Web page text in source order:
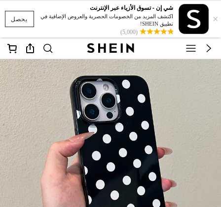
يحصل ×
شي إن - تسوق الأزياء عبر الإنترنت
اكتشف المزيد من الخصومات الحصرية والعروض الإضافية في
تطبيق SHEIN!
(5,000)